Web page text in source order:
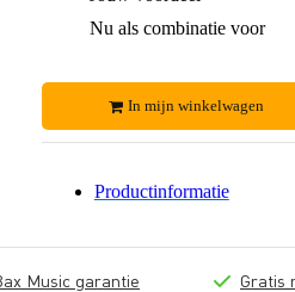
Nu als combinatie voor
In mijn winkelwagen
Productinformatie
Music garantie
Gratis